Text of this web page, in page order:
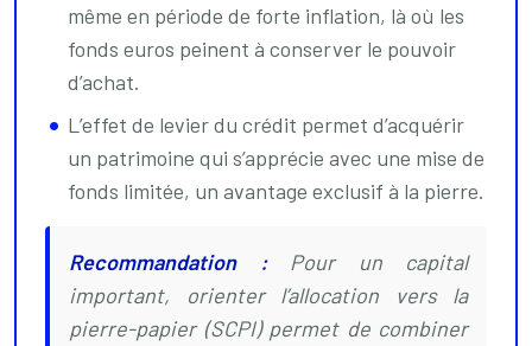
même en période de forte inflation, là où les
fonds euros peinent à conserver le pouvoir
d’achat.
L’effet de levier du crédit permet d’acquérir
un patrimoine qui s’apprécie avec une mise de
fonds limitée, un avantage exclusif à la pierre.
Recommandation :Pour un capital
important, orienter l’allocation vers la
pierre-papier (SCPI) permet de combiner